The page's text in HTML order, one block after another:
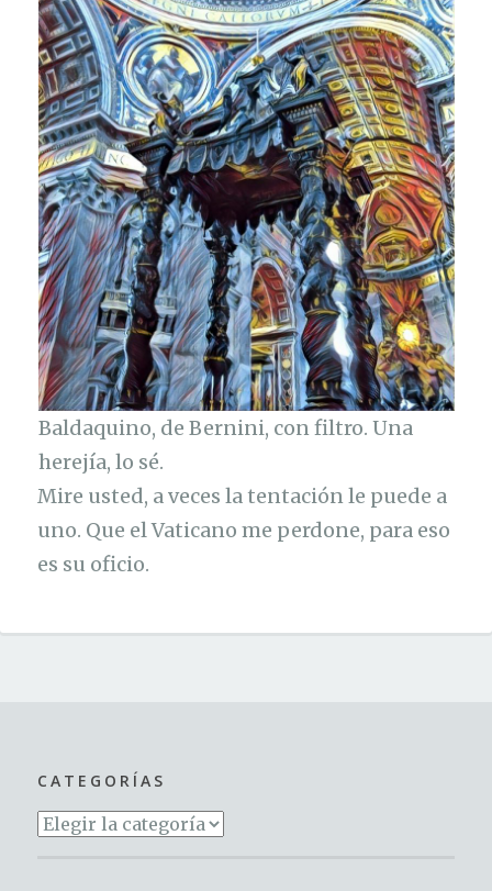
Baldaquino, de Bernini, con filtro. Una
herejía, lo sé.
Mire usted, a veces la tentación le puede a
uno. Que el Vaticano me perdone, para eso
es su oficio.
CATEGORÍAS
Categorías